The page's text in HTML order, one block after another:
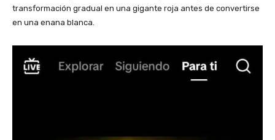
transformación gradual en una gigante roja antes de convertirse
en una enana blanca.